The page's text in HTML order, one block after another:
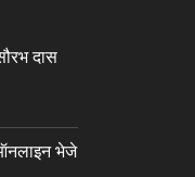
दास
भेजे